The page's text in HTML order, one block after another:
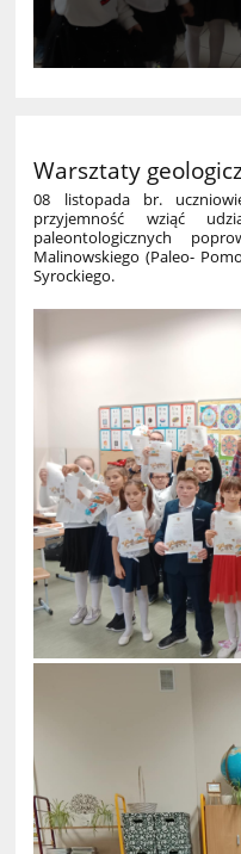
Warsztaty
08 listopada br.
przyjemność wziąć
paleontologicznych
Malinowskiego (Paleo-
Syrockiego.